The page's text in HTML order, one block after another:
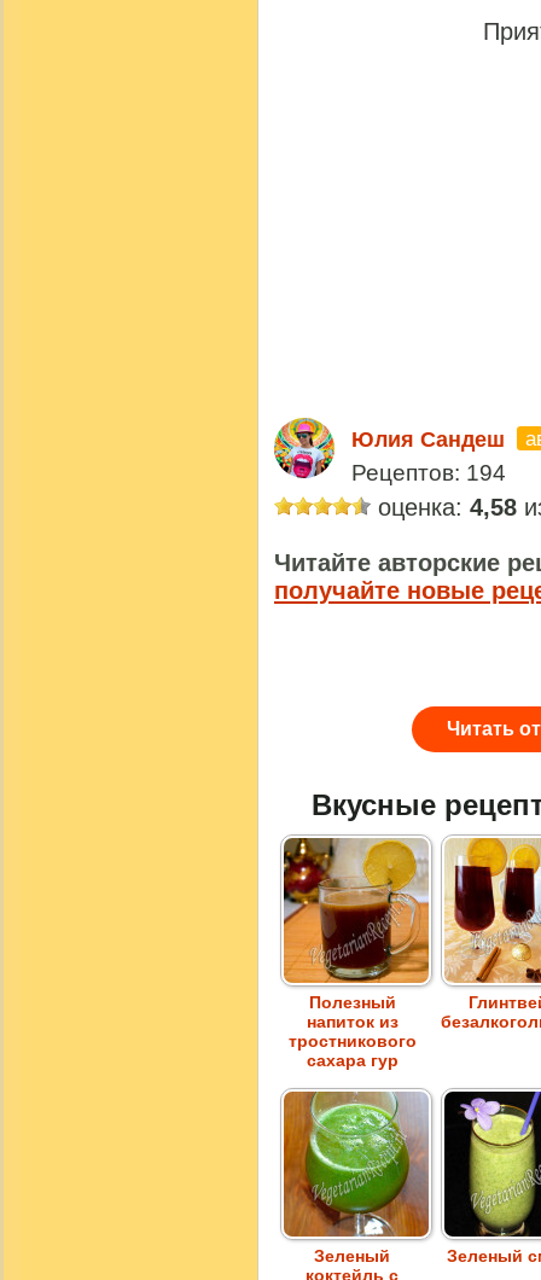
Юлия Сандеш
Рецептов: 194
оценка: 4,58
Читайте авторские
получайте новые
Читать
Вкусные
Полезный
напиток из
тростникового
сахара гур
Зеленый
коктейль с
Зеленый